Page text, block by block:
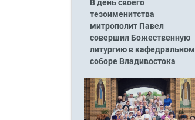
В день своего
тезоименитства
митрополит Павел
совершил Божественную
литургию в кафедральном
соборе Владивостока